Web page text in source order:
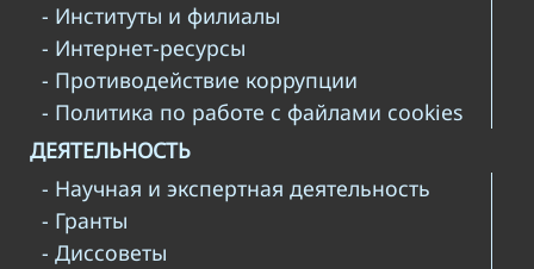
- Институты и филиалы
- Интернет-ресурсы
- Противодействие коррупции
- Политика по работе с файлами cookies
ДЕЯТЕЛЬНОСТЬ
- Научная и экспертная деятельность
- Гранты
- Диссоветы